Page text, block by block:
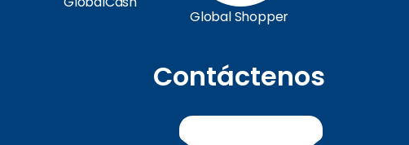
Global Shopper
Contáctenos